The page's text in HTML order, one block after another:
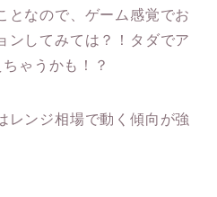
となので、ゲーム感覚でお
ンしてみては？！タダでア
ゃうかも！？
レンジ相場で動く傾向が強